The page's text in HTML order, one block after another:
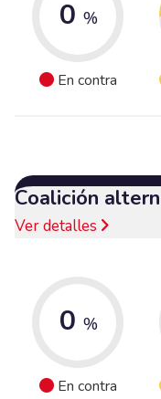
0 %
En contra
Coalición
Ver detalles
0 %
En contra